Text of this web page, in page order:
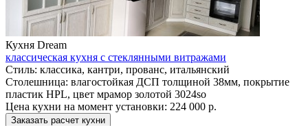
Кухня Dream
классическая кухня с стеклянными витражами
Стиль: классика, кантри, прованс, итальянский
Столешница: влагостойкая ДСП толщиной 38мм, покрытие
пластик HPL, цвет мрамор золотой 3024so
Цена кухни на момент установки: 224 000 р.
Заказать расчет кухни